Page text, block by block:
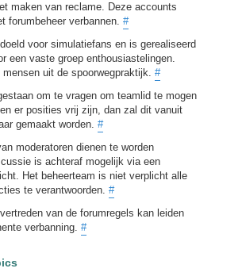
maken van reclame. Deze accounts
forumbeheer verbannen. #
voor simulatiefans en is gerealiseerd
een vaste groep enthousiastelingen.
mensen uit de spoorwegpraktijk. #
om te vragen om teamlid te mogen
er posities vrij zijn, dan zal dit vanuit
gemaakt worden. #
moderatoren dienen te worden
is achteraf mogelijk via een
Het beheerteam is niet verplicht alle
te verantwoorden. #
van de forumregels kan leiden
verbanning. #